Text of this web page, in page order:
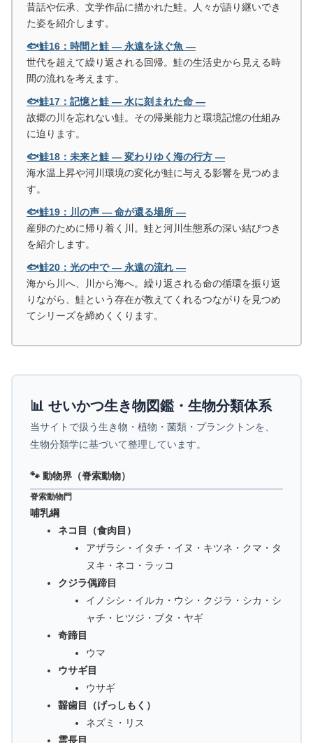
昔話や伝承、文学作品に描かれた鮭。人々が語り継いでき
た姿を紹介します。
🐟鮭16：時間と鮭 ― 永遠を泳ぐ魚 ―
世代を超えて繰り返される回帰。鮭の生活史から見える時
間の流れを考えます。
🐟鮭17：記憶と鮭 ― 水に刻まれた命 ―
故郷の川を忘れない鮭。その帰巣能力と環境記憶の仕組み
に迫ります。
🐟鮭18：未来と鮭 ― 変わりゆく海の行方 ―
海水温上昇や河川環境の変化が鮭に与える影響を見つめま
す。
🐟鮭19：川の声 ― 命が還る場所 ―
産卵のために帰り着く川。鮭と河川生態系の深い結びつき
を紹介します。
🐟鮭20：光の中で ― 永遠の流れ ―
海から川へ、川から海へ。繰り返される命の循環を振り返
りながら、鮭という存在が教えてくれるつながりを見つめ
てシリーズを締めくくります。
📊 せいかつ生き物図鑑・生物分類体系
当サイトで扱う生き物・植物・菌類・プランクトンを、
生物分類学に基づいて整理しています。
🐾 動物界（脊索動物）
脊索動物門
哺乳綱
ネコ目（食肉目）
アザラシ・イタチ・イヌ・キツネ・クマ・タ
ヌキ・ネコ・ラッコ
クジラ偶蹄目
イノシシ・イルカ・ウシ・クジラ・シカ・シ
ャチ・ヒツジ・ブタ・ヤギ
奇蹄目
ウマ
ウサギ目
ウサギ
齧歯目（げっしもく）
ネズミ・リス
霊長目